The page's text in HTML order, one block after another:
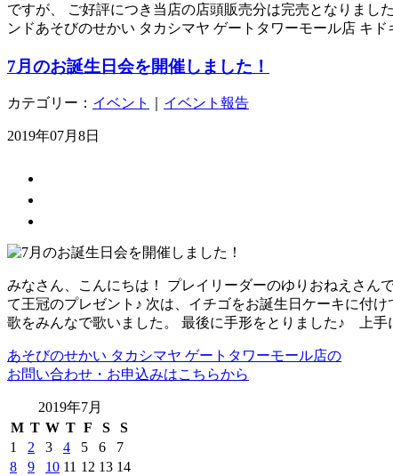
ですが、 ご好評につき当店の店頭販売分は完売となりまし
ンドあそびのせかい タカシマヤ ゲートタワーモール店 キ
7月のお誕生日会を開催しました！
カテゴリー： イベント イベント報告
2019年07月8日
みなさん、こんにちは！ プレイリーダーのゆりおねえさん
て王冠のプレゼント♪ 次は、イチゴをお誕生日ケーキに付
歌をみんなで歌いました。 最後に手形をとりました♪ 上
あそびのせかい タカシマヤ ゲートタワーモール店の
お問い合わせ・お申込みはこちらから
2019年7月
M T W T F S
S
1
2 3 4 5 6
7
8
9 10 11 12 13 14